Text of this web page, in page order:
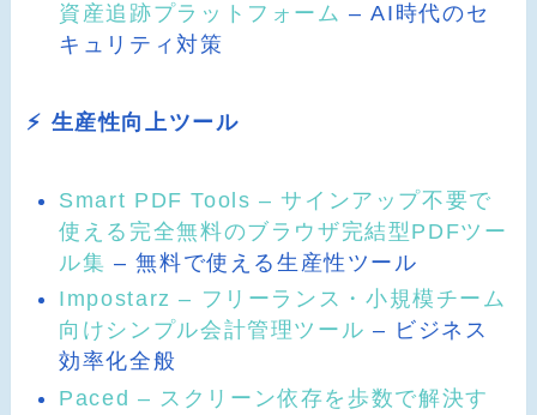
資産追跡プラットフォーム – AI時代のセ
キュリティ対策
⚡ 生産性向上ツール
Smart PDF Tools – サインアップ不要で
使える完全無料のブラウザ完結型PDFツー
ル集 – 無料で使える生産性ツール
Impostarz – フリーランス・小規模チーム
向けシンプル会計管理ツール – ビジネス
効率化全般
Paced – スクリーン依存を歩数で解決す